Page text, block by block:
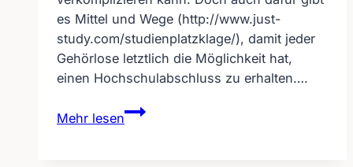
es Mittel und Wege (http://www.just-
study.com/studienplatzklage/), damit jeder
Gehörlose letztlich die Möglichkeit hat,
einen Hochschulabschluss zu erhalten….
Mehr lesen
Gehörlose
können